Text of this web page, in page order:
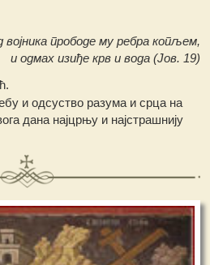
војника прободе му ребра копљем,
и одмах изиђе крв и вода (Јов. 19)
и одсуство разума и срца на
дана најцрњу и најстрашнију